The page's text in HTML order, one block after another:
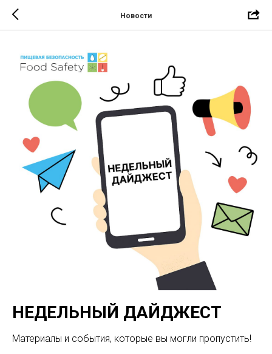
Новости
НЕДЕЛЬНЫЙ ДАЙДЖЕСТ
Материалы и события, которые вы могли пропустить!